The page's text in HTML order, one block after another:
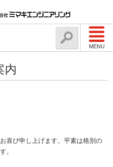
MENU
内
喜び申し上げます。平素は格別の
。